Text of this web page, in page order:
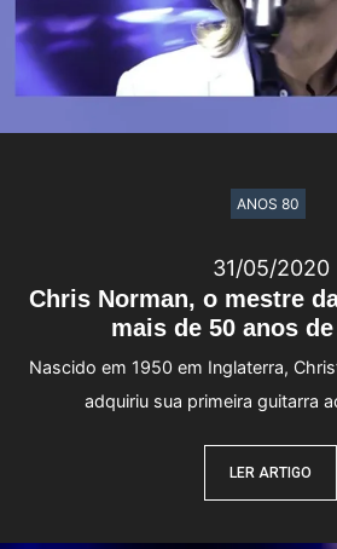
Chris Norman, o mestre
mais de 50 anos
31/05/2020
Nascido em 1950 em Inglaterra,
adquiriu sua primeira guitarra
LER ARTIGO
ANOS 80